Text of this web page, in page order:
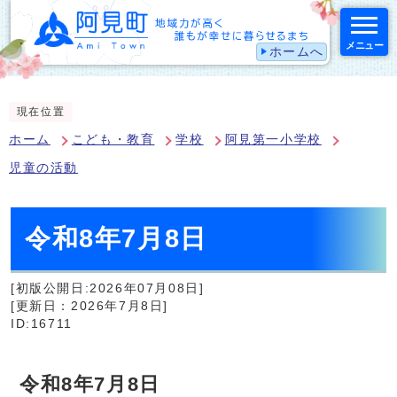
ホームへ メニュー
現在位置
ホーム こども・教育 学校 阿見第一小学校
児童の活動
令和8年7月8日
[初版公開日:2026年07月08日]
[更新日：2026年7月8日]
ID:16711
令和8年7月8日